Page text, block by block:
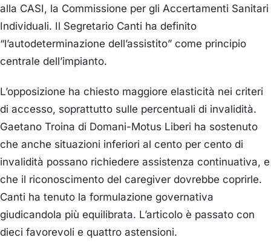
alla CASI, la Commissione per gli Accertamenti Sanitari
Individuali. Il Segretario Canti ha definito
“l’autodeterminazione dell’assistito” come principio
centrale dell’impianto.
L’opposizione ha chiesto maggiore elasticità nei criteri
di accesso, soprattutto sulle percentuali di invalidità.
Gaetano Troina di Domani-Motus Liberi ha sostenuto
che anche situazioni inferiori al cento per cento di
invalidità possano richiedere assistenza continuativa, e
che il riconoscimento del caregiver dovrebbe coprirle.
Canti ha tenuto la formulazione governativa
giudicandola più equilibrata. L’articolo è passato con
dieci favorevoli e quattro astensioni.